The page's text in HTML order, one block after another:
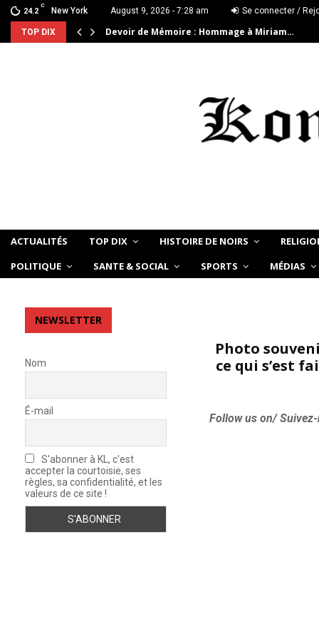
24.2
C
New York August 9, 2026 - 7:28 am Se connecter /
TOP DIX Devoir de Mémoire : Hommage à Miriam…
ACTUALITÉS TOP DIX HISTOIRE DE NOIRS
POLITIQUE
SANTE & SOCIAL SPORTS MÉDIAS
Photo
ce qui s’est
Follow us on/
NEWSLETTER
Nom
É-mail
S'abonner à KL, c'est
accepter la courtoisie, ses
règles, sa confidentialité, et les
valeurs de ce site !